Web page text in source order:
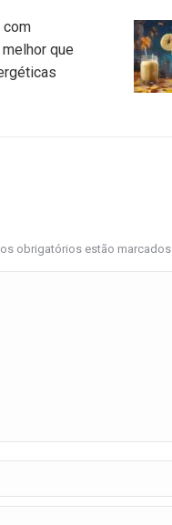
com
que
obrigatórios estão marcados